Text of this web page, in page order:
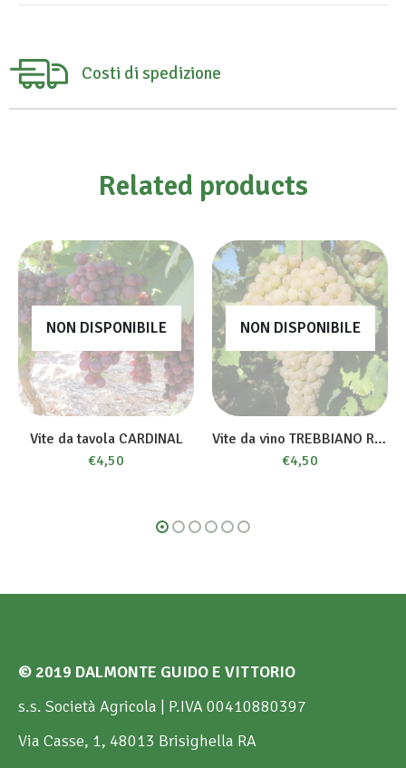
Costi di spedizione
Related products
NON DISPONIBILE
Vite da tavola CARDINAL
€4,50
NON DISPONIBILE
Vite da vino TREBBIANO ROMAGNOLO
€4,50
© 2019 DALMONTE GUIDO E VITTORIO
s.s. Società Agricola | P.IVA 00410880397
Via Casse, 1, 48013 Brisighella RA